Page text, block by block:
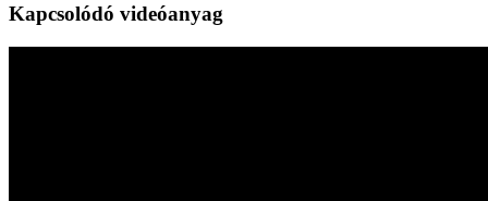
Kapcsolódó videóanyag